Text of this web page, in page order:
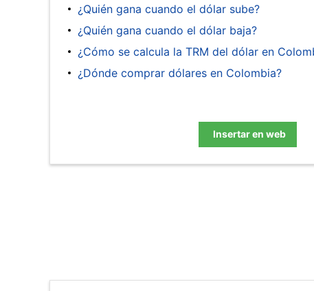
¿Quién gana cuando el dólar sube?
¿Quién gana cuando el dólar baja?
¿Cómo se calcula la TRM del dólar en
¿Dónde comprar dólares en Colombia?
Insertar en web